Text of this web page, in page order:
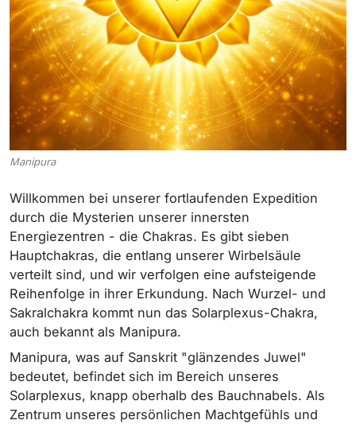
Manipura
Willkommen bei unserer fortlaufenden Expedition
durch die Mysterien unserer innersten
Energiezentren - die Chakras. Es gibt sieben
Hauptchakras, die entlang unserer Wirbelsäule
verteilt sind, und wir verfolgen eine aufsteigende
Reihenfolge in ihrer Erkundung. Nach Wurzel- und
Sakralchakra kommt nun das Solarplexus-Chakra,
auch bekannt als Manipura.
Manipura, was auf Sanskrit "glänzendes Juwel"
bedeutet, befindet sich im Bereich unseres
Solarplexus, knapp oberhalb des Bauchnabels. Als
Zentrum unseres persönlichen Machtgefühls und